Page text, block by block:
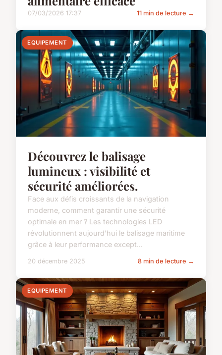
07/03/2026 17:37 11 min de lecture →
EQUIPEMENT
Découvrez le balisage
lumineux : visibilité et
sécurité améliorées.
Face aux défis croissants de la navigation
moderne, comment garantir une sécurité
optimale en mer ? Les technologies LED
révolutionnent aujourd'hui le balisage maritime
grâce à leur performance except...
20 décembre 2025 8 min de lecture →
EQUIPEMENT